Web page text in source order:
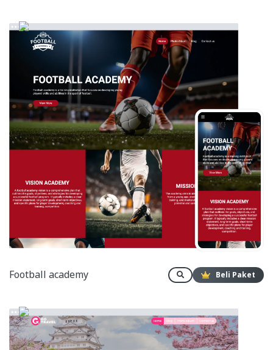
Football academy Beli Paket